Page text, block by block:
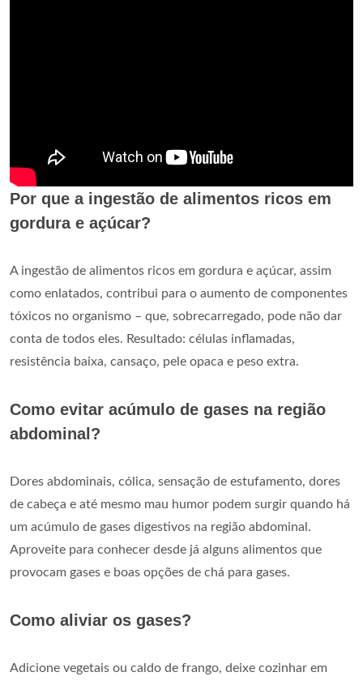
Por que a ingestão de alimentos ricos em
gordura e açúcar?
A ingestão de alimentos ricos em gordura e açúcar, assim
como enlatados, contribui para o aumento de componentes
tóxicos no organismo – que, sobrecarregado, pode não dar
conta de todos eles. Resultado: células inflamadas,
resistência baixa, cansaço, pele opaca e peso extra.
Como evitar acúmulo de gases na região
abdominal?
Dores abdominais, cólica, sensação de estufamento, dores
de cabeça e até mesmo mau humor podem surgir quando há
um acúmulo de gases digestivos na região abdominal.
Aproveite para conhecer desde já alguns alimentos que
provocam gases e boas opções de chá para gases.
Como aliviar os gases?
Adicione vegetais ou caldo de frango, deixe cozinhar em